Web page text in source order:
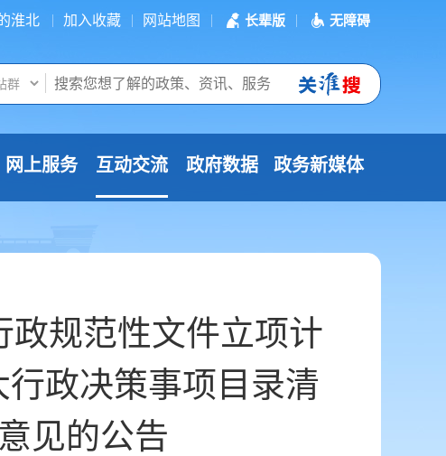
淮北 加入收藏 网站地图 长辈版 无障碍
网上服务 互动交流 政府数据 政务新媒体
政规范性文件立项计
政决策事项目录清
见的公告